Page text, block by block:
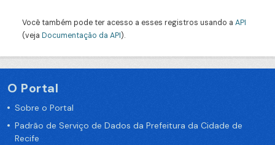
Você também pode ter acesso a esses registros usando a API
(veja Documentação da API).
O Portal
Sobre o Portal
Padrão de Serviço de Dados da Prefeitura da Cidade de
Recife